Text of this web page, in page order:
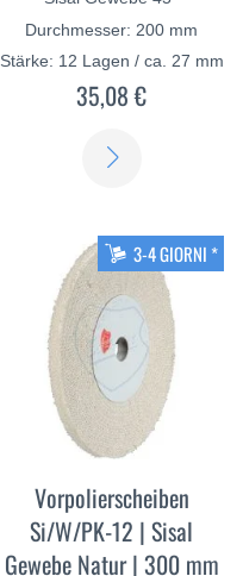
Durchmesser: 200 mm
Stärke: 12 Lagen / ca. 27 mm
35,08 €
3-4 GIORNI *
Vorpolierscheiben
Si/W/PK-12 | Sisal
Gewebe Natur | 300 mm